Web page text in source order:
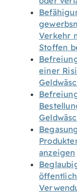
Verkehr
Stoffen
einer
anzeigen